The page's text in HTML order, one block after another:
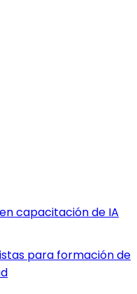
capacitación de IA
para formación de